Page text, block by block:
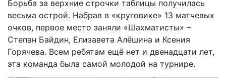
Борьба за верхние строчки таблицы получилась
весьма острой. Набрав в «круговике» 13 матчевых
очков, первое место заняли «Шахматисты» –
Степан Байдин, Елизавета Алёшина и Ксения
Горячева. Всем ребятам ещё нет и двенадцати лет,
эта команда была самой молодой на турнире.